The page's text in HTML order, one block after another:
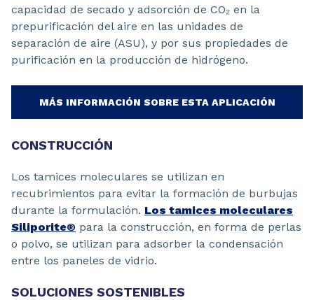
capacidad de secado y adsorción de CO₂ en la
prepurificación del aire en las unidades de
separación de aire (ASU), y por sus propiedades de
purificación en la producción de hidrógeno.
MÁS INFORMACIÓN SOBRE ESTA APLICACIÓN
CONSTRUCCIÓN
Los tamices moleculares se utilizan en
recubrimientos para evitar la formación de burbujas
durante la formulación. Los tamices moleculares
Siliporite® para la construcción, en forma de perlas
o polvo, se utilizan para adsorber la condensación
entre los paneles de vidrio.
SOLUCIONES SOSTENIBLES